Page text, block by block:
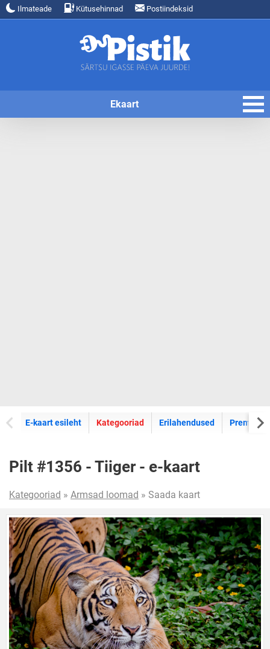
Ilmateade Kütusehinnad Postiindeksid
Ekaart
E-kaart esileht E-kaartide
Kategooriad Erilahendused Premium
Pilt #1356 - Tiiger - e-kaart
Kategooriad » Armsad loomad » Saada kaart